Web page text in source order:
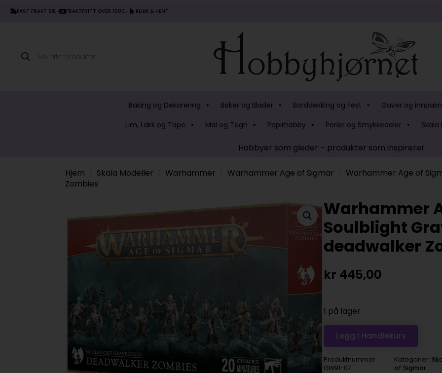
FAST FRAKT 98,- FRAKTFRITT OVER 1000,- KLIKK & HENT
Products
search
Baking og Dekorering Bøker og Blader Borddekking og Fest Gaver og
Lim, Lakk og Tape
Mal og Tegn Papirhobby Perler og Smykkedeler Skala
Hobbyer som gleder – produkter som inspirerer
Hjem Skala Modeller Warhammer Warhammer Age of Sigmar
Warhammer Age of
Zombies
Warhammer
Soulblight
deadwalker
kr 445,00
1 på lager
Legg I Handlekurv
Produktnummer:
GW91-07
Kategorier:
of Sigmar